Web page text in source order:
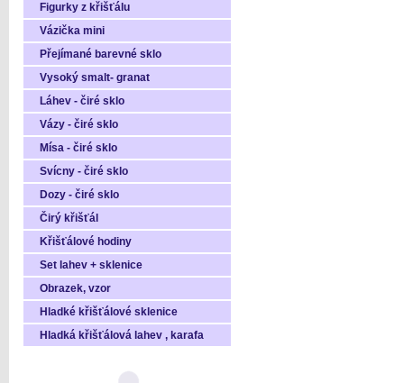
Figurky z křišťálu
Vázička mini
Přejímané barevné sklo
Vysoký smalt- granat
Láhev - čiré sklo
Vázy - čiré sklo
Mísa - čiré sklo
Svícny - čiré sklo
Dozy - čiré sklo
Čirý křišťál
Křišťálové hodiny
Set lahev + sklenice
Obrazek, vzor
Hladké křišťálové sklenice
Hladká křišťálová lahev , karafa